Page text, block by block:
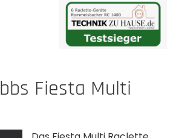
Fiesta Multi